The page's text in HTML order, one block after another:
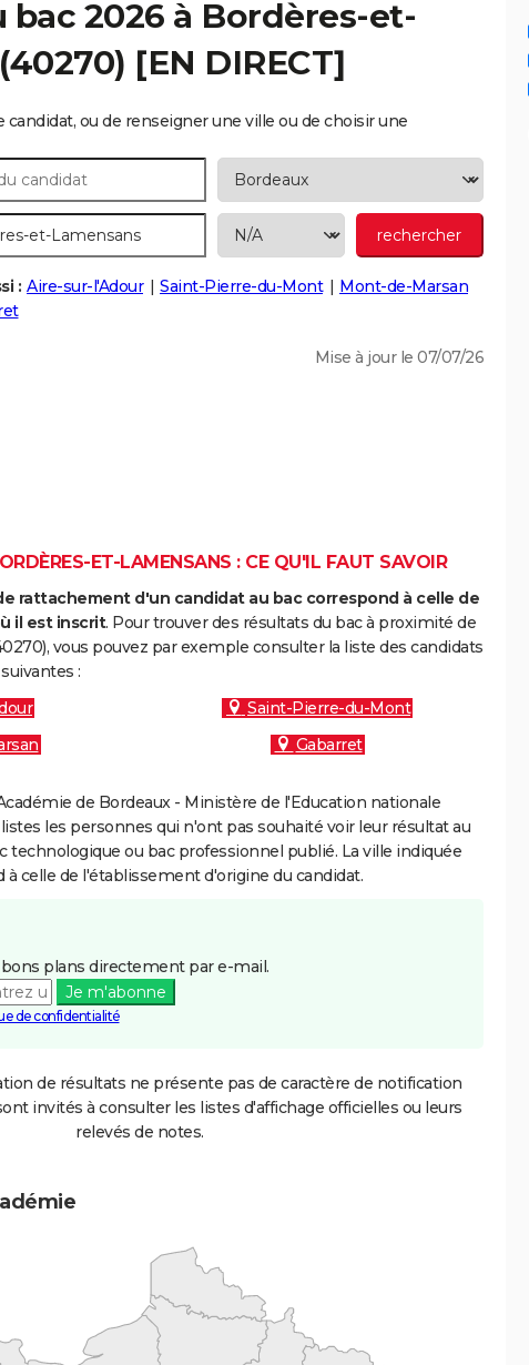
2026 à Bordères-et-
(40270) [EN DIRECT]
ou de renseigner une ville ou de choisir une
: Aire-sur-l'Adour Saint-Pierre-du-Mont
Mont-de-Marsan
Mise à jour le 07/07/26
ET-LAMENSANS : CE QU'IL FAUT SAVOIR
rattachement d'un candidat au bac correspond à celle de
il est inscrit. Pour trouver des résultats du bac à proximité de
vous pouvez par exemple consulter la liste des candidats
:
Saint-Pierre-du-Mont
Gabarret
de Bordeaux - Ministère de l'Education nationale
les personnes qui n'ont pas souhaité voir leur résultat au
technologique ou bac professionnel publié. La ville indiquée
à celle de l'établissement d'origine du candidat.
plans directement par e-mail.
Je m'abonne
de confidentialité
de résultats ne présente pas de caractère de notification
invités à consulter les listes d'affichage officielles ou leurs
relevés de notes.